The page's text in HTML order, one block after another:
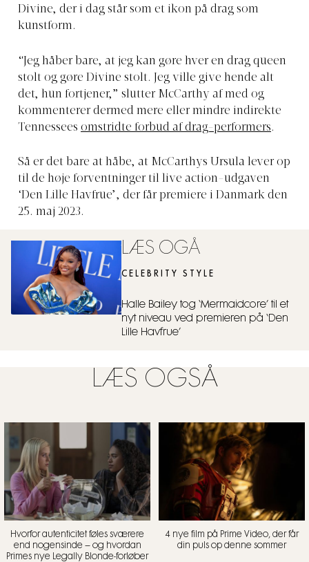
Divine, der i dag står som et ikon på drag som
kunstform.
“Jeg håber bare, at jeg kan gøre hver en drag queen
stolt og gøre Divine stolt. Jeg ville give hende alt
det, hun fortjener,” slutter McCarthy af med og
kommenterer dermed mere eller mindre indirekte
Tennessees omstridte forbud af drag-performers.
Så er det bare at håbe, at McCarthys Ursula lever op
til de høje forventninger til live action-udgaven
‘Den Lille Havfrue’, der får premiere i Danmark den
25. maj 2023.
LÆS OGÅ
CELEBRITY STYLE
Halle Bailey tog ‘Mermaidcore’ til et
nyt niveau ved premieren på ‘Den
Lille Havfrue’
LÆS OGSÅ
Hvorfor autenticitet føles sværere
end nogensinde – og hvordan
Primes nye Legally Blonde-forløber
4 nye film på Prime Video, der får
din puls op denne sommer